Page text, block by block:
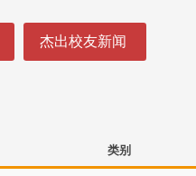
杰出校友新闻
类别